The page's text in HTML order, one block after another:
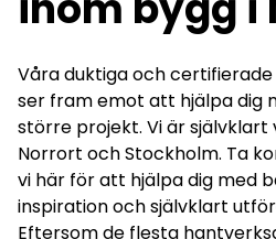
Våra duktiga och
ser fram emot att hjälpa dig
större projekt. Vi är
Norrort och Stockholm. Ta
vi här för att hjälpa dig med
inspiration och självklart
Eftersom de flesta